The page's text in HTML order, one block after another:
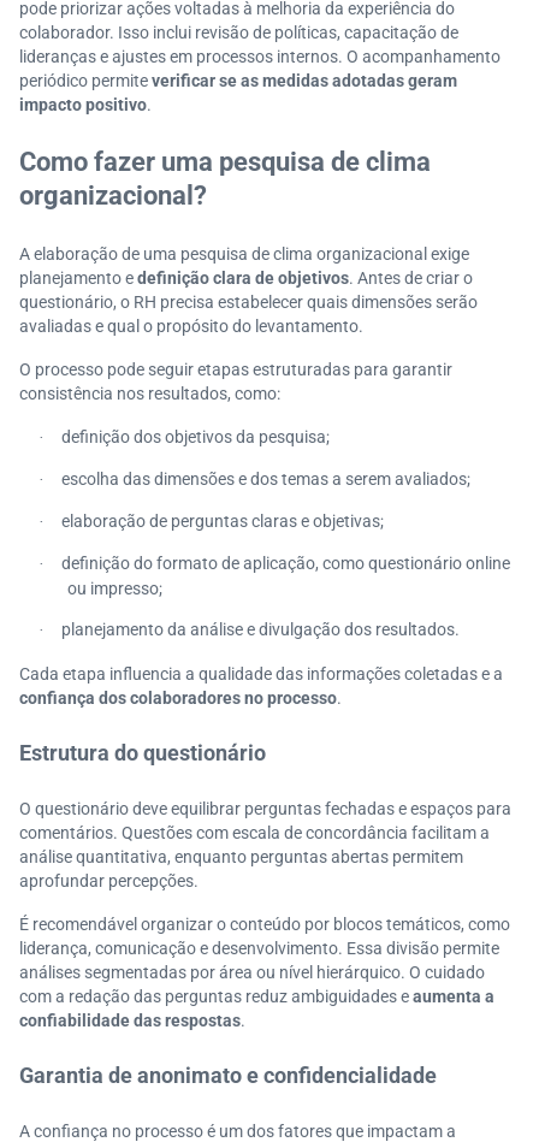
pode priorizar ações voltadas à melhoria da experiência do
colaborador. Isso inclui revisão de políticas, capacitação de
lideranças e ajustes em processos internos. O acompanhamento
periódico permiteverificar se as medidas adotadas geram
impacto positivo.
Como fazer uma pesquisa de clima
organizacional?
A elaboração de uma pesquisa de clima organizacional exige
planejamento edefinição clara de objetivos. Antes de criar o
questionário, o RH precisa estabelecer quais dimensões serão
avaliadas e qual o propósito do levantamento.
O processo pode seguir etapas estruturadas para garantir
consistência nos resultados, como:
· definição dos objetivos da pesquisa;
· escolha das dimensões e dos temas a serem avaliados;
· elaboração de perguntas claras e objetivas;
·
definição do formato de aplicação, como questionário online
ou impresso;
· planejamento da análise e divulgação dos resultados.
Cada etapa influencia a qualidade das informações coletadas e a
confiança dos colaboradores no processo.
Estrutura do questionário
O questionário deve equilibrar perguntas fechadas e espaços para
comentários. Questões com escala de concordância facilitam a
análise quantitativa, enquanto perguntas abertas permitem
aprofundar percepções.
É recomendável organizar o conteúdo por blocos temáticos, como
liderança, comunicação e desenvolvimento. Essa divisão permite
análises segmentadas por área ou nível hierárquico. O cuidado
com a redação das perguntas reduz ambiguidades eaumenta a
confiabilidade das respostas.
Garantia de anonimato e confidencialidade
A confiança no processo é um dos fatores que impactam a